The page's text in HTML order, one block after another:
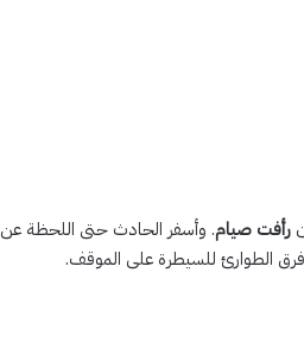
رأفت صيام. وأسفر الحادث حتى اللحظة عن
الطوارئ للسيطرة على الموقف.